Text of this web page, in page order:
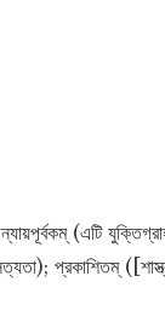
(এটি
প্রকাশিতম্‌